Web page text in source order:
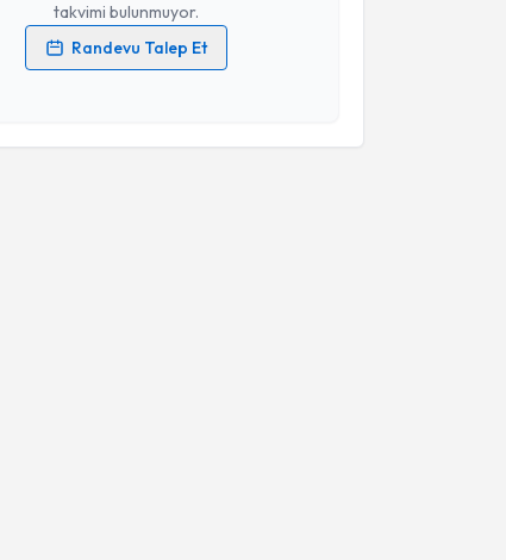
takvimi bulunmuyor.
Randevu Talep Et
işlenmesine ilişkinAydınlatma Metni